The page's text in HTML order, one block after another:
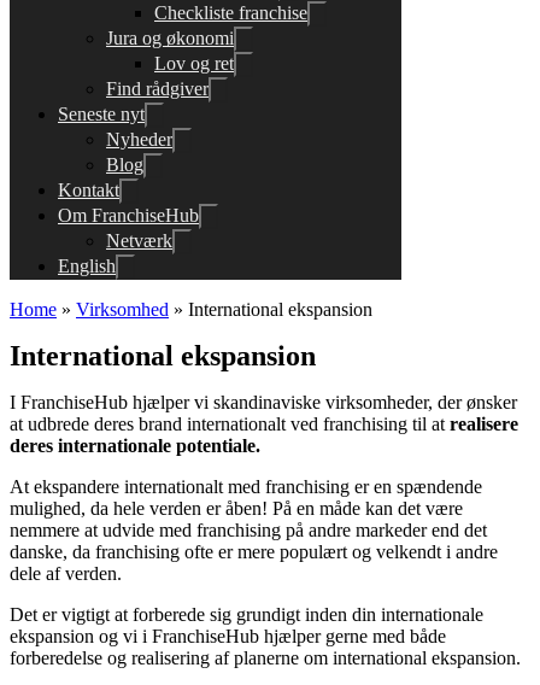
Checkliste franchise
Jura og økonomi
Lov og ret
Find rådgiver
Seneste nyt
Nyheder
Blog
Kontakt
Om FranchiseHub
Netværk
English
Home » Virksomhed » International ekspansion
International ekspansion
I FranchiseHub hjælper vi skandinaviske virksomheder, der ønsker
at udbrede deres brand internationalt ved franchising til at realisere
deres internationale potentiale.
At ekspandere internationalt med franchising er en spændende
mulighed, da hele verden er åben! På en måde kan det være
nemmere at udvide med franchising på andre markeder end det
danske, da franchising ofte er mere populært og velkendt i andre
dele af verden.
Det er vigtigt at forberede sig grundigt inden din internationale
ekspansion og vi i FranchiseHub hjælper gerne med både
forberedelse og realisering af planerne om international ekspansion.